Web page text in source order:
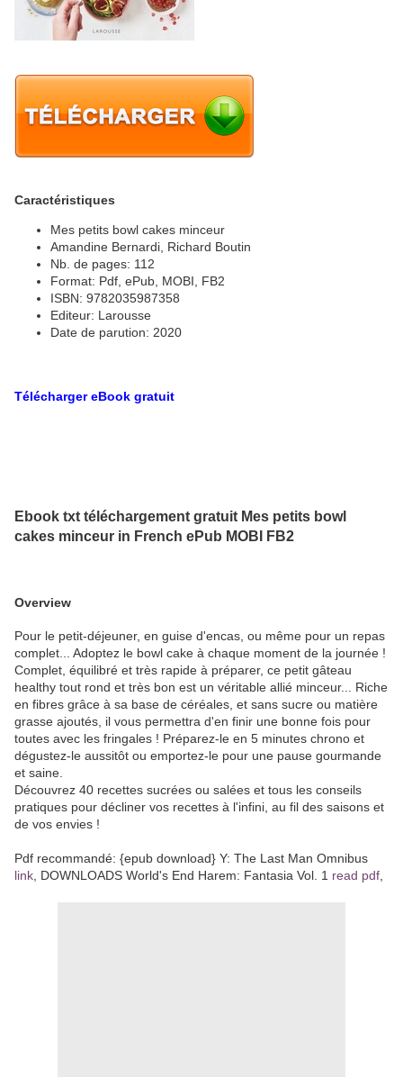
Caractéristiques
Mes petits bowl cakes minceur
Amandine Bernardi, Richard Boutin
Nb. de pages: 112
Format: Pdf, ePub, MOBI, FB2
ISBN: 9782035987358
Editeur: Larousse
Date de parution: 2020
Télécharger eBook gratuit
Ebook txt téléchargement gratuit Mes petits bowl
cakes minceur in French ePub MOBI FB2
Overview
Pour le petit-déjeuner, en guise d'encas, ou même pour un repas
complet... Adoptez le bowl cake à chaque moment de la journée !
Complet, équilibré et très rapide à préparer, ce petit gâteau
healthy tout rond et très bon est un véritable allié minceur... Riche
en fibres grâce à sa base de céréales, et sans sucre ou matière
grasse ajoutés, il vous permettra d'en finir une bonne fois pour
toutes avec les fringales ! Préparez-le en 5 minutes chrono et
dégustez-le aussitôt ou emportez-le pour une pause gourmande
et saine.
Découvrez 40 recettes sucrées ou salées et tous les conseils
pratiques pour décliner vos recettes à l'infini, au fil des saisons et
de vos envies !
Pdf recommandé: {epub download} Y: The Last Man Omnibus
link , DOWNLOADS World's End Harem: Fantasia Vol. 1 read pdf